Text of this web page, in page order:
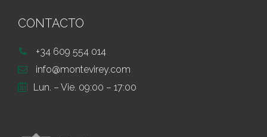
CONTACTO
+34 609 554 014
info@montevirey.com
Lun. – Vie. 09:00 – 17:00